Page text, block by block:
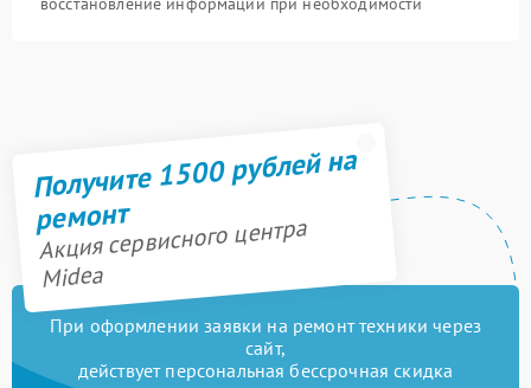
Получите 1500 рублей на
ремонт
Акция сервисного центра
Midea
При оформлении заявки на ремонт техники через
сайт,
действует персональная бессрочная скидка